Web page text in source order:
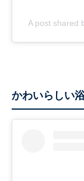
A post shared
かわいらしい